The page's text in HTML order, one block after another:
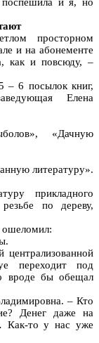
просторном
и на абонементе
как и повсюду, –
– 6 посылок книг,
Елена
«Дачную
литературу».
прикладного
по дереву,
ошеломил:
централизованной
переходит под
вроде бы обещал
– Кто
Денег даже на
Как-то у нас уже